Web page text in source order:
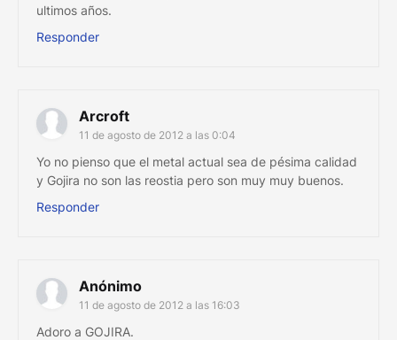
ultimos años.
Responder
Arcroft
11 de agosto de 2012 a las 0:04
Yo no pienso que el metal actual sea de pésima calidad
y Gojira no son las reostia pero son muy muy buenos.
Responder
Anónimo
11 de agosto de 2012 a las 16:03
Adoro a GOJIRA.